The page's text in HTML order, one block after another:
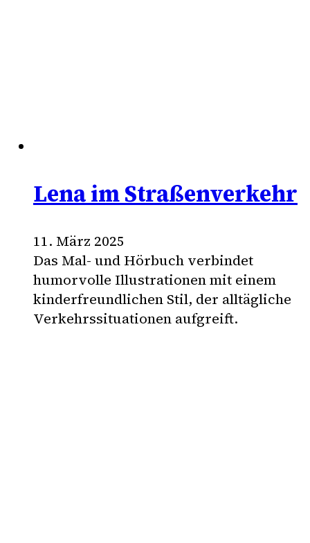
Lena im Straßenverkehr
11. März 2025
Das Mal- und Hörbuch verbindet
humorvolle Illustrationen mit einem
kinderfreundlichen Stil, der alltägliche
Verkehrssituationen aufgreift.